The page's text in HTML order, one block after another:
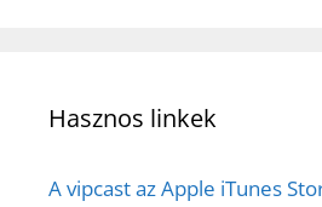
Hasznos linkek
A vipcast az Apple iTunes